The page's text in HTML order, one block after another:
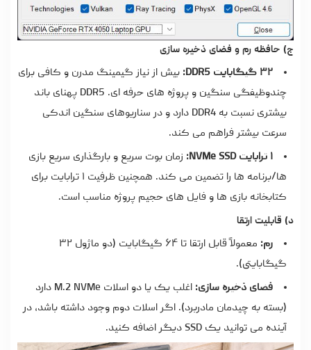
ج) حافظه رم و فضای ذخیره سازی
۳۲ گیگابایت DDR5:
بیش از نیاز گیمینگ مدرن و کافی برای
چندوظیفگی سنگین و پروژه های حرفه ای. DDR5 پهنای باند
بیشتری نسبت به DDR4 دارد و در سناریوهای سنگین اندکی
سرعت بیشتر فراهم می کند.
۱ ترابایت NVMe SSD:
زمان بوت سریع و بارگذاری سریع بازی
ها/برنامه ها را تضمین می کند. همچنین ظرفیت ۱ ترابایت برای
کتابخانه بازی ها و فایل های حجیم پروژه مناسب است.
د) قابلیت ارتقا
رم:
معمولاً قابل ارتقا تا ۶۴ گیگابایت (دو ماژول ۳۲
گیگابایتی).
فضای ذخیره سازی:
اغلب یک یا دو اسلات M.2 NVMe دارد
(بسته به چیدمان مادربرد). اگر اسلات دوم وجود داشته باشد، در
آینده می توانید یک SSD دیگر اضافه کنید.